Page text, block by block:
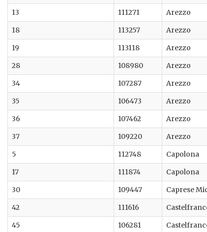
13
111271 Arezzo
18
113257 Arezzo
19
113118 Arezzo
28
108980 Arezzo
34
107287 Arezzo
35
106473 Arezzo
36
107462 Arezzo
37
109220 Arezzo
5
112748 Capolona
17
111874 Capolona
30
109447 Caprese
42
111616
45
106281